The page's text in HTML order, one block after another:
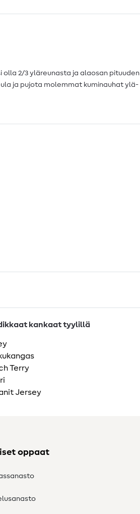
olla 2/3 yläreunasta ja alaosan pituuden
ja pujota molemmat kuminauhat ylä-
kankaat tyylillä
Terry
Jersey
oppaat